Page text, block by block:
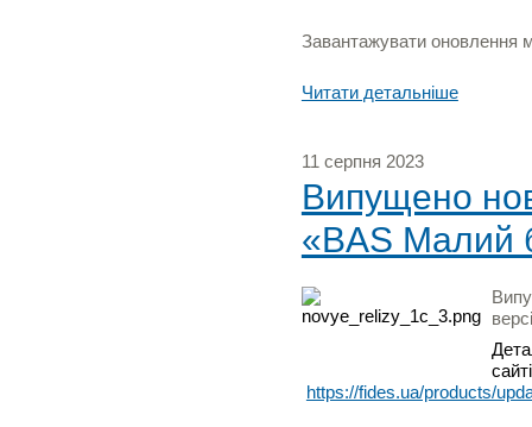
Завантажувати оновлення
Читати детальніше
11 серпня 2023
Випущено
«BAS Малий
https://fides.ua/products/